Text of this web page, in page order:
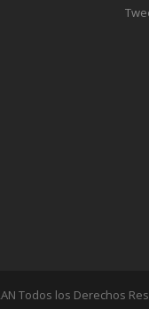
Todos los Derechos